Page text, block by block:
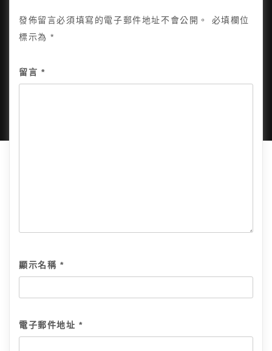
發佈留言必須填寫的電子郵件地址不會公開。
必填欄位
標示為*
留言 *
顯示名稱 *
電子郵件地址*
隱私政策 網站地圖 全部文章